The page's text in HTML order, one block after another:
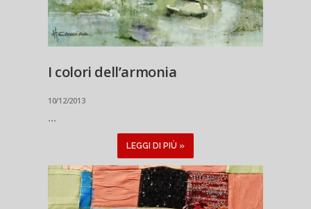
I colori dell’armonia
10/12/2013
...
LEGGI DI PIÙ »